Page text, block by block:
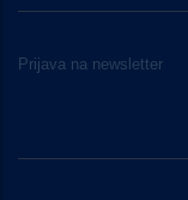
Prijava na newsletter